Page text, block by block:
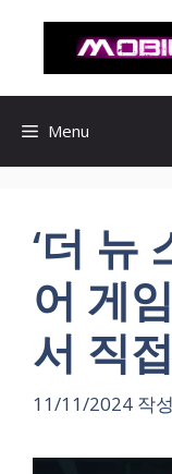
로
Menu
‘더 뉴
어 게
서 직
11/11/2024 작